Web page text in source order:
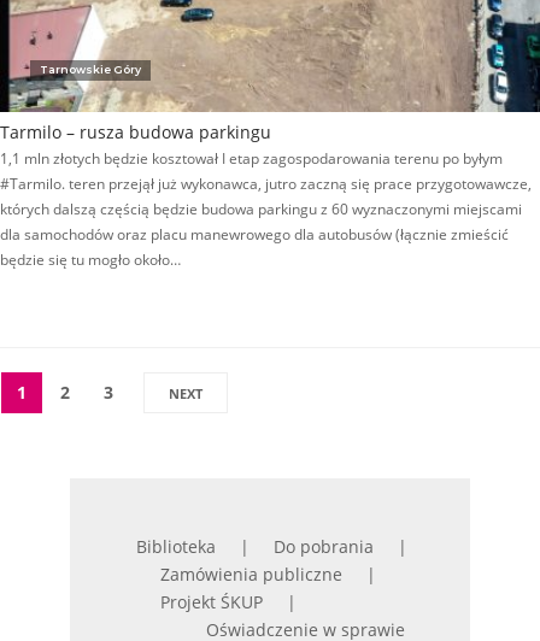
Tarnowskie Góry
Tarmilo – rusza budowa parkingu
1,1 mln złotych będzie kosztował I etap zagospodarowania terenu po byłym
#Tarmilo. teren przejął już wykonawca, jutro zaczną się prace przygotowawcze,
których dalszą częścią będzie budowa parkingu z 60 wyznaczonymi miejscami
dla samochodów oraz placu manewrowego dla autobusów (łącznie zmieścić
będzie się tu mogło około…
1 2 3 NEXT
Biblioteka
Do pobrania
Zamówienia publiczne
Projekt ŚKUP
Oświadczenie w sprawie